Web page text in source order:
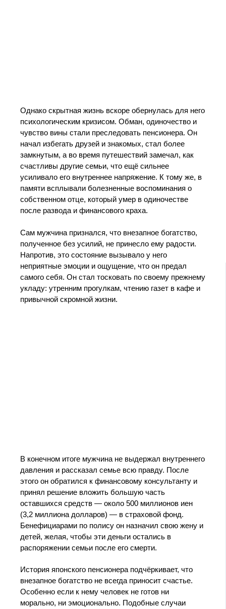
Однако скрытная жизнь вскоре обернулась для него
психологическим кризисом. Обман, одиночество и
чувство вины стали преследовать пенсионера. Он
начал избегать друзей и знакомых, стал более
замкнутым, а во время путешествий замечал, как
счастливы другие семьи, что ещё сильнее
усиливало его внутреннее напряжение. К тому же, в
памяти всплывали болезненные воспоминания о
собственном отце, который умер в одиночестве
после развода и финансового краха.
Сам мужчина признался, что внезапное богатство,
полученное без усилий, не принесло ему радости.
Напротив, это состояние вызывало у него
неприятные эмоции и ощущение, что он предал
самого себя. Он стал тосковать по своему прежнему
укладу: утренним прогулкам, чтению газет в кафе и
привычной скромной жизни.
В конечном итоге мужчина не выдержал внутреннего
давления и рассказал семье всю правду. После
этого он обратился к финансовому консультанту и
принял решение вложить большую часть
оставшихся средств — около 500 миллионов иен
(3,2 миллиона долларов) — в страховой фонд.
Бенефициарами по полису он назначил свою жену и
детей, желая, чтобы эти деньги остались в
распоряжении семьи после его смерти.
История японского пенсионера подчёркивает, что
внезапное богатство не всегда приносит счастье.
Особенно если к нему человек не готов ни
морально, ни эмоционально. Подобные случаи